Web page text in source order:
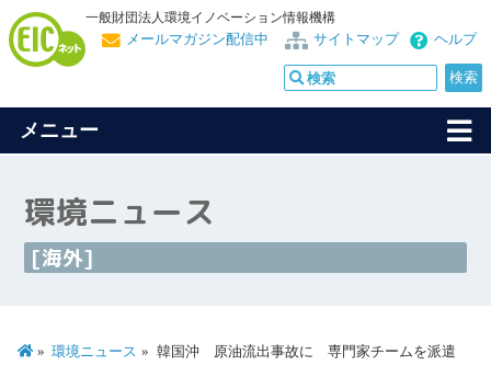
一般財団法人環境イノベーション情報機構
ヘルプ
サイトマップ
メールマガジン配信中
メニュー
環境ニュース
[海外]
環境ニュース 韓国沖 原油流出事故に 専門家チームを派遣